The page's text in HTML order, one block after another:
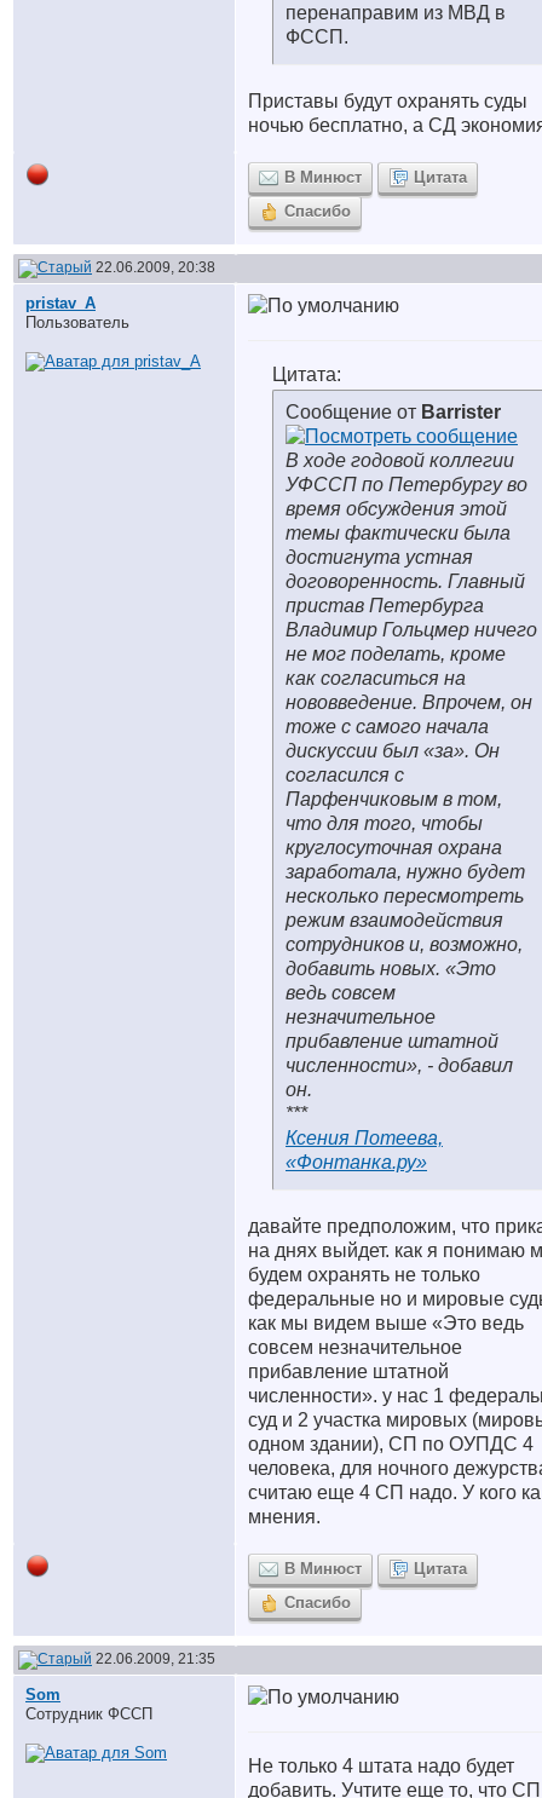
перенаправим из МВД в
ФССП.
Приставы будут охранять суды
ночью бесплатно, а СД
В Минюст
Цитата
Спасибо
22.06.2009, 20:38
pristav_A
Пользователь
Цитата:
Сообщение от Barrister
В ходе годовой коллегии
УФССП по Петербургу во
время обсуждения этой
темы фактически была
достигнута устная
договоренность. Главный
пристав Петербурга
Владимир Гольцмер ничего
не мог поделать, кроме
как согласиться на
нововведение. Впрочем, он
тоже с самого начала
дискуссии был «за». Он
согласился с
Парфенчиковым в том,
что для того, чтобы
круглосуточная охрана
заработала, нужно будет
несколько пересмотреть
режим взаимодействия
сотрудников и, возможно,
добавить новых. «Это
ведь совсем
незначительное
прибавление штатной
численности», - добавил
он.
***
Ксения Потеева,
«Фонтанка.ру»
давайте предположим, что
на днях выйдет. как я понимаю
будем охранять не только
федеральные но и мировые
как мы видем выше «Это ведь
совсем незначительное
прибавление штатной
численности». у нас 1
суд и 2 участка мировых
одном здании), СП по ОУПДС 4
человека, для ночного
считаю еще 4 СП надо. У кого
мнения.
В Минюст
Цитата
Спасибо
22.06.2009, 21:35
Som
Сотрудник ФССП
Не только 4 штата надо будет
добавить. Учтите еще то, что СП